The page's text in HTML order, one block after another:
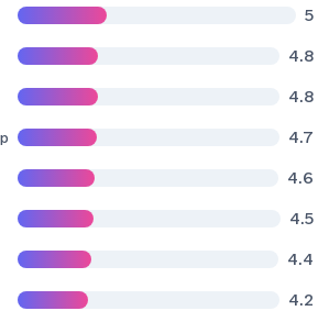
5
4.8
4.8
4.7
4.6
4.5
4.4
4.2